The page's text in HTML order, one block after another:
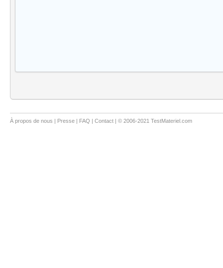
À propos de nous | Presse | FAQ | Contact | © 2006-2021 TestMateriel.com